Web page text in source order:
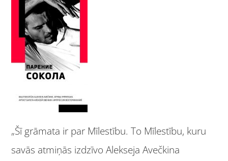
„Šī grāmata ir par Mīlestību. To Mīlestību, kuru
savās atmiņās izdzīvo Alekseja Avečkina